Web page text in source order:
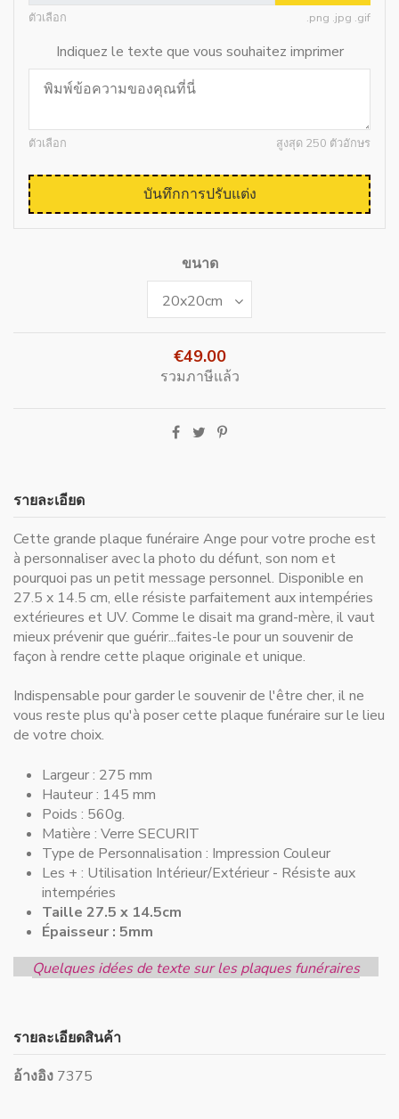
ตัวเลือก .png .jpg .gif
Indiquez le texte que vous souhaitez imprimer
ตัวเลือก สูงสุด 250 ตัวอักษร
บันทึกการปรับแต่ง
ขนาด
€49.00
รวมภาษีแล้ว
รายละเอียด
Cette grande plaque funéraire Ange pour votre proche est
à personnaliser avec la photo du défunt, son nom et
pourquoi pas un petit message personnel. Disponible en
27.5 x 14.5 cm, elle résiste parfaitement aux intempéries
extérieures et UV. Comme le disait ma grand-mère, il vaut
mieux prévenir que guérir...faites-le pour un souvenir de
façon à rendre cette plaque originale et unique.
Indispensable pourgarder le souvenir de l'être cher, il ne
vous reste plus qu'à poser cette plaque funéraire sur le lieu
de votre choix.
Largeur : 275 mm
Hauteur : 145 mm
Poids : 560g.
Matière : Verre SECURIT
Type de Personnalisation : Impression Couleur
Les + : Utilisation Intérieur/Extérieur - Résiste aux
intempéries
Taille 27.5 x 14.5cm
Épaisseur : 5mm
Quelques idées de texte sur les plaques funéraires
รายละเอียดสินค้า
อ้างอิง 7375